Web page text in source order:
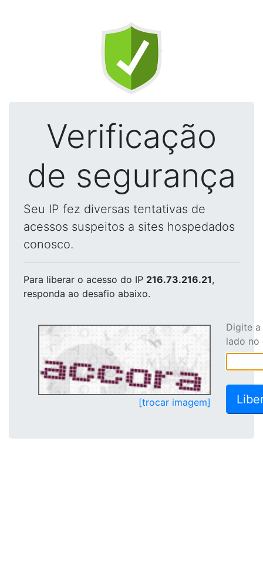
Verificação
de segurança
Seu IP fez diversas tentativas de
acessos suspeitos a sites hospedados
conosco.
Para liberar o acesso do IP 216.73.216.21,
responda ao desafio abaixo.
[trocar imagem]
Digite
lado no